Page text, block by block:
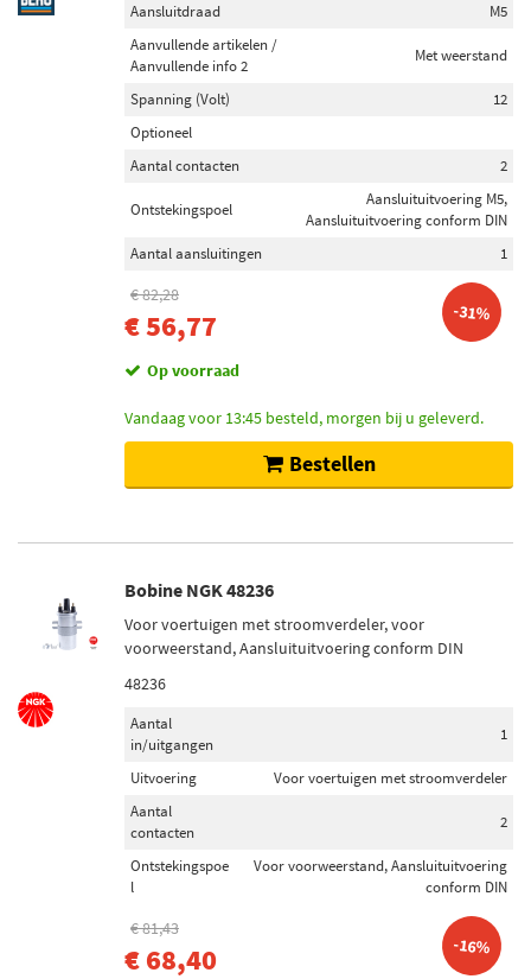
Aansluitdraad
M5
Aanvullende artikelen /
Aanvullende info 2
Met weerstand
Spanning (Volt)
12
Optioneel
Aantal contacten
2
Ontstekingspoel
Aansluituitvoering M5,
Aansluituitvoering conform DIN
Aantal aansluitingen
1
€ 82,28
€ 56,77 -31%
Op voorraad
Vandaag voor 13:45 besteld, morgen bij u geleverd.
Bestellen
Bobine NGK 48236
Voor voertuigen met stroomverdeler, voor
voorweerstand, Aansluituitvoering conform DIN
48236
Aantal
in/uitgangen
1
Uitvoering
Voor voertuigen met stroomverdeler
Aantal
contacten
2
Ontstekingspoe
l
Voor voorweerstand, Aansluituitvoering
conform DIN
€ 81,43
€ 68,40 -16%